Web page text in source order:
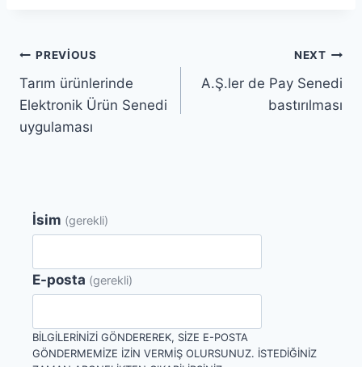
Yazı
gezinmesi
PREVIOUS
Tarım ürünlerinde
Elektronik Ürün Senedi
uygulaması
NEXT
A.Ş.ler de Pay Senedi
bastırılması
İsim (gerekli)
E-posta (gerekli)
BILGILERINIZI GÖNDEREREK, SIZE E-POSTA
GÖNDERMEMIZE IZIN VERMIŞ OLURSUNUZ. İSTEDIĞINIZ